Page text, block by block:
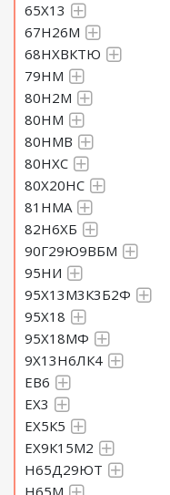
65Х13
67Н26М
68НХВКТЮ
79НМ
80Н2М
80НМ
80НМВ
80НХС
80Х20НС
81НМА
82Н6ХБ
90Г29Ю9ВБМ
95НИ
95Х13М3К3Б2Ф
95Х18
95Х18МФ
9Х13Н6ЛК4
ЕВ6
ЕХ3
ЕХ5К5
ЕХ9К15М2
Н65Д29ЮТ
Н65М